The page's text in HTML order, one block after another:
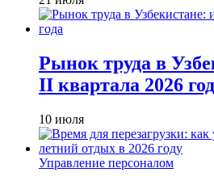
Рынок труда в
II квартала 2026
10 июля
Управление персоналом